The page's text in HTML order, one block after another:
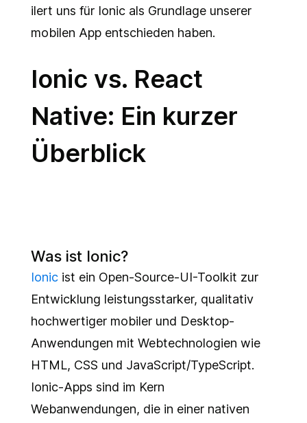
ilert uns für Ionic als Grundlage unserer
mobilen App entschieden haben.
Ionic vs. React
Native: Ein kurzer
Überblick
Was ist Ionic?
Ionic ist ein Open-Source-UI-Toolkit zur
Entwicklung leistungsstarker, qualitativ
hochwertiger mobiler und Desktop-
Anwendungen mit Webtechnologien wie
HTML, CSS und JavaScript/TypeScript.
Ionic-Apps sind im Kern
Webanwendungen, die in einer nativen